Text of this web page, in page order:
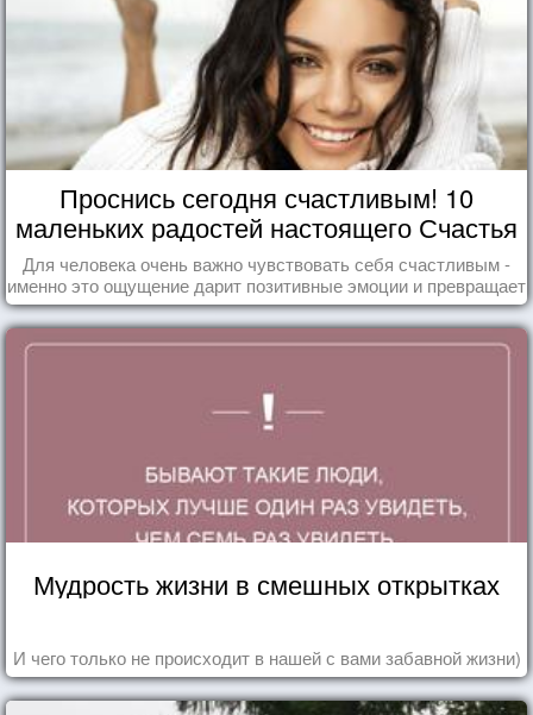
Проснись сегодня счастливым! 10
маленьких радостей настоящего Счастья
Для человека очень важно чувствовать себя счастливым -
именно это ощущение дарит позитивные эмоции и превращает
каждый день в маленький праздник.
Мудрость жизни в смешных открытках
И чего только не происходит в нашей с вами забавной жизни)